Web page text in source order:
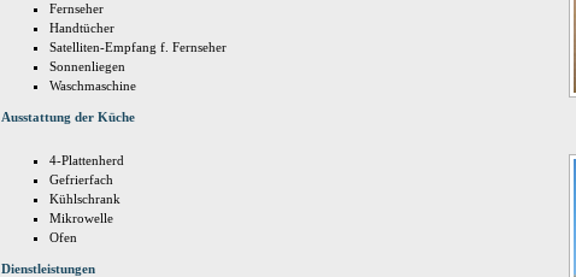
Fernseher
Handtücher
Satelliten-Empfang f. Fernseher
Sonnenliegen
Waschmaschine
Ausstattung der Küche
4-Plattenherd
Gefrierfach
Kühlschrank
Mikrowelle
Ofen
Dienstleistungen